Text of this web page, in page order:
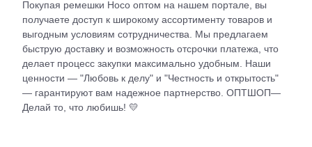
Покупая ремешки Hoco оптом на нашем портале, вы
получаете доступ к широкому ассортименту товаров и
выгодным условиям сотрудничества. Мы предлагаем
быструю доставку и возможность отсрочки платежа, что
делает процесс закупки максимально удобным. Наши
ценности — "Любовь к делу" и "Честность и открытость"
— гарантируют вам надежное партнерство. ОПТШОП—
Делай то, что любишь! 💛